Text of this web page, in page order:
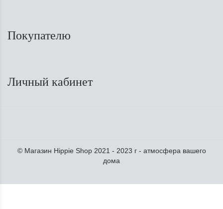
Покупателю
Личный кабинет
© Магазин Hippie Shop 2021 - 2023 г - атмосфера вашего
дома